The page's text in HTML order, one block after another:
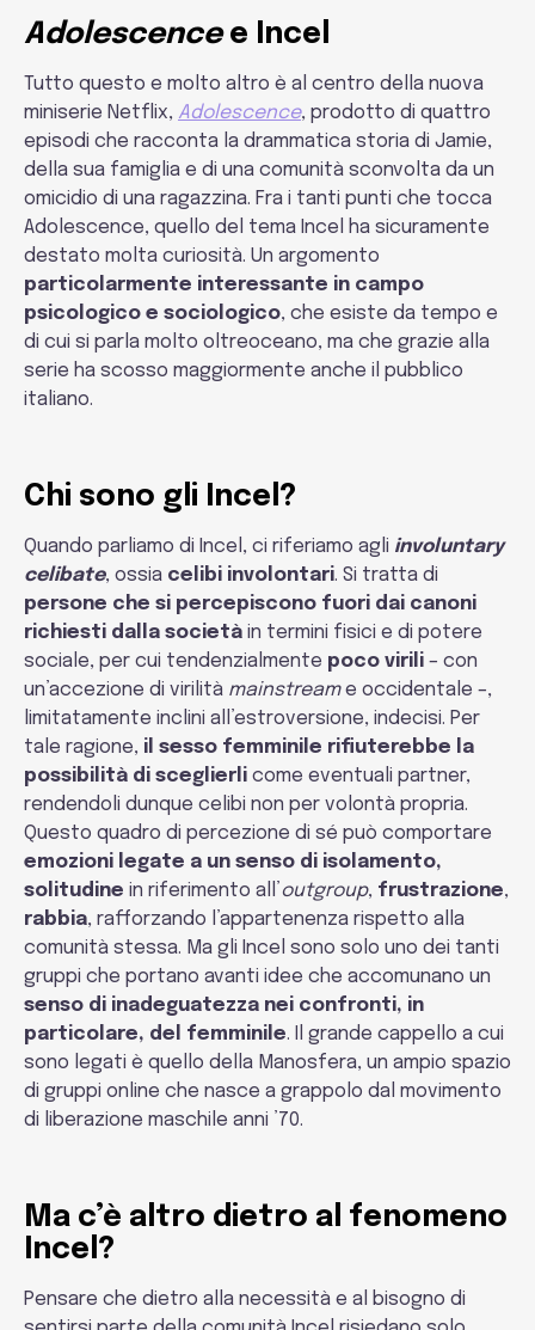
Adolescencee Incel
Tutto questo e molto altro è al centro della nuova
miniserie Netflix, Adolescence, prodotto di quattro
episodi che racconta la drammatica storia di Jamie,
della sua famiglia e di una comunità sconvolta da un
omicidio di una ragazzina. Fra i tanti punti che tocca
Adolescence, quello del tema Incel ha sicuramente
destato molta curiosità. Un argomento
particolarmente interessante in campo
psicologico e sociologico, che esiste da tempo e
di cui si parla molto oltreoceano, ma che grazie alla
serie ha scosso maggiormente anche il pubblico
italiano.
Chi sono gli Incel?
Quando parliamo di Incel, ci riferiamo agli involuntary
celibate, ossia celibi involontari. Si tratta di
persone che si percepiscono fuori dai canoni
richiesti dalla società in termini fisici e di potere
sociale, per cui tendenzialmente poco virili – con
un’accezione di virilità mainstreame occidentale –,
limitatamente inclini all’estroversione, indecisi. Per
tale ragione, il sesso femminile rifiuterebbe la
possibilità di sceglierli come eventuali partner,
rendendoli dunque celibi non per volontà propria.
Questo quadro di percezione di sé può comportare
emozioni legate a un senso di isolamento,
solitudine in riferimento all’outgroup, frustrazione,
rabbia, rafforzando l’appartenenza rispetto alla
comunità stessa. Ma gli Incel sono solo uno dei tanti
gruppi che portano avanti idee che accomunano un
senso di inadeguatezza nei confronti, in
particolare, del femminile. Il grande cappello a cui
sono legati è quello della Manosfera, un ampio spazio
di gruppi online che nasce a grappolo dal movimento
di liberazione maschile anni ’70.
Ma c’è altro dietro al fenomeno
Incel?
Pensare che dietro alla necessità e al bisogno di